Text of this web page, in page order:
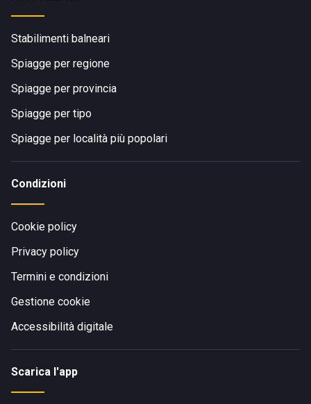
Stabilimenti balneari
Spiagge per regione
Spiagge per provincia
Spiagge per tipo
Spiagge per località più popolari
Condizioni
Cookie policy
Privacy policy
Termini e condizioni
Gestione cookie
Accessibilità digitale
Scarica l'app